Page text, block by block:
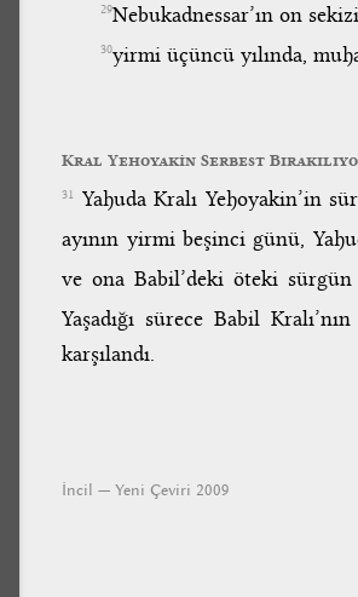
29Nebukadnessar’ın on
30yirmi üçüncü yılında,
Kral Yehoyakin Serbest
31
Yahuda Kralı Yehoyakin’in
ayının yirmi beşinci günü,
ve ona Babil’deki öteki
Yaşadığı sürece Babil
karşılandı.
İncil — Yeni Çeviri 2009